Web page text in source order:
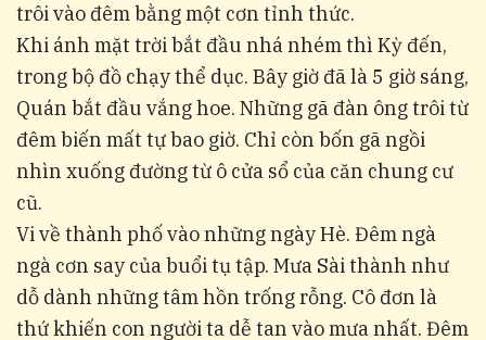
trôi vào đêm bằng một cơn tỉnh thức.
Khi ánh mặt trời bắt đầu nhá nhém thì Kỳ đến,
trong bộ đồ chạy thể dục. Bây giờ đã là 5 giờ sáng,
Quán bắt đầu vắng hoe. Những gã đàn ông trôi từ
đêm biến mất tự bao giờ. Chỉ còn bốn gã ngồi
nhìn xuống đường từ ô cửa sổ của căn chung cư
cũ.
Vi về thành phố vào những ngày Hè. Đêm ngà
ngà cơn say của buổi tụ tập. Mưa Sài thành như
dỗ dành những tâm hồn trống rỗng. Cô đơn là
thứ khiến con người ta dễ tan vào mưa nhất. Đêm